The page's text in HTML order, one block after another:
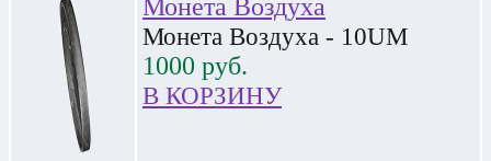
Монета Воздуха
Монета Воздуха - 10UM
1000 руб.
В КОРЗИНУ